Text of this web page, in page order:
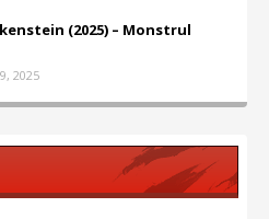
(2025) – Monstrul
2025